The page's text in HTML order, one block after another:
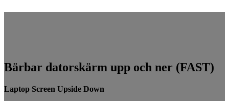
Bärbar datorskärm upp och ner (FAST)
Laptop Screen Upside Down